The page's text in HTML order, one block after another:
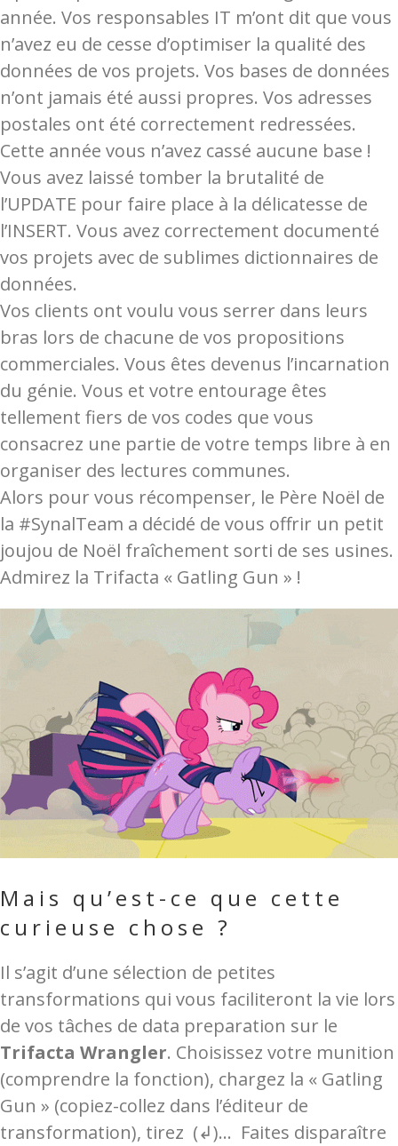
année. Vos responsables IT m’ont dit que vous
n’avez eu de cesse d’optimiser la qualité des
données de vos projets. Vos bases de données
n’ont jamais été aussi propres. Vos adresses
postales ont été correctement redressées.
Cette année vous n’avez cassé aucune base !
Vous avez laissé tomber la brutalité de
l’UPDATE pour faire place à la délicatesse de
l’INSERT. Vous avez correctement documenté
vos projets avec de sublimes dictionnaires de
données.
Vos clients ont voulu vous serrer dans leurs
bras lors de chacune de vos propositions
commerciales. Vous êtes devenus l’incarnation
du génie. Vous et votre entourage êtes
tellement fiers de vos codes que vous
consacrez une partie de votre temps libre à en
organiser des lectures communes.
Alors pour vous récompenser, le Père Noël de
la #SynalTeam a décidé de vous offrir un petit
joujou de Noël fraîchement sorti de ses usines.
Admirez la Trifacta « Gatling Gun » !
Mais qu’est-ce que cette
curieuse chose ?
Il s’agit d’une sélection de petites
transformations qui vous faciliteront la vie lors
de vos tâches de data preparation sur le
Trifacta Wrangler. Choisissez votre munition
(comprendre la fonction), chargez la « Gatling
Gun » (copiez-collez dans l’éditeur de
transformation), tirez (↲)… Faites disparaître